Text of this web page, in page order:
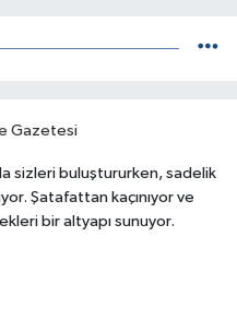
sizleri buluştururken, sadelik
Şatafattan kaçınıyor ve
bir altyapı sunuyor.